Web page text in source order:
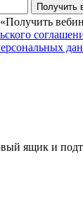
Получить
ящик и